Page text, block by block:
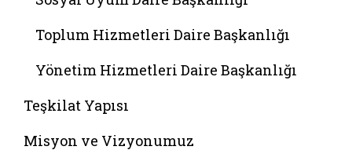
Toplum Hizmetleri Daire Başkanlığı
Yönetim Hizmetleri Daire Başkanlığı
Teşkilat Yapısı
Misyon ve Vizyonumuz